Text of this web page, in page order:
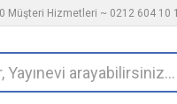
Müşteri Hizmetleri ~ 0212 604 10